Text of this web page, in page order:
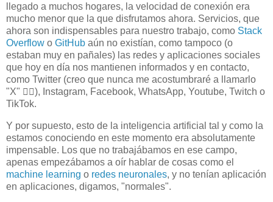
llegado a muchos hogares, la velocidad de conexión era
mucho menor que la que disfrutamos ahora. Servicios, que
ahora son indispensables para nuestro trabajo, como Stack
Overflow o GitHub aún no existían, como tampoco (o
estaban muy en pañales) las redes y aplicaciones sociales
que hoy en día nos mantienen informados y en contacto,
como Twitter (creo que nunca me acostumbraré a llamarlo
"X" 🤦‍♂️), Instagram, Facebook, WhatsApp, Youtube, Twitch o
TikTok.
Y por supuesto, esto de la inteligencia artificial tal y como la
estamos conociendo en este momento era absolutamente
impensable. Los que no trabajábamos en ese campo,
apenas empezábamos a oír hablar de cosas como el
machine learning o redes neuronales, y no tenían aplicación
en aplicaciones, digamos, "normales".